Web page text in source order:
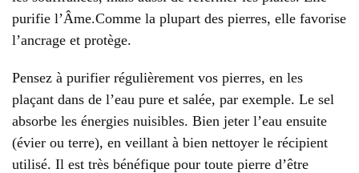
purifie l’Âme.Comme la plupart des pierres, elle favorise
l’ancrage et protège.
Pensez à purifier régulièrement vos pierres, en les
plaçant dans de l’eau pure et salée, par exemple. Le sel
absorbe les énergies nuisibles. Bien jeter l’eau ensuite
(évier ou terre), en veillant à bien nettoyer le récipient
utilisé. Il est très bénéfique pour toute pierre d’être